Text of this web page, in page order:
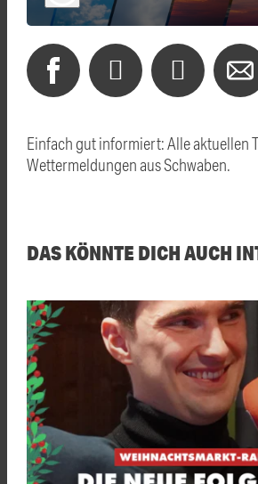
Einfach gut informiert: Alle aktuellen
Wettermeldungen aus Schwaben.
DAS KÖNNTE DICH AUCH